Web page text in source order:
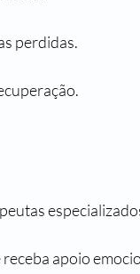
perdidas.
apoio